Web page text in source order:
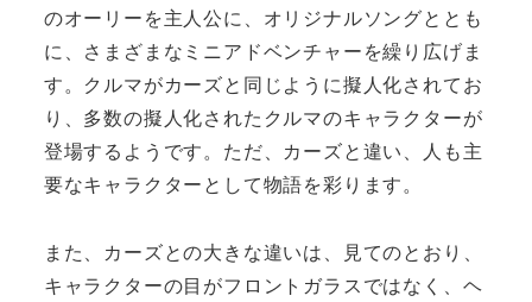
のオーリーを主人公に、オリジナルソングととも
に、さまざまなミニアドベンチャーを繰り広げま
す。クルマがカーズと同じように擬人化されてお
り、多数の擬人化されたクルマのキャラクターが
登場するようです。ただ、カーズと違い、人も主
要なキャラクターとして物語を彩ります。
また、カーズとの大きな違いは、見てのとおり、
キャラクターの目がフロントガラスではなく、ヘ